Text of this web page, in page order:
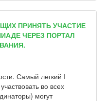
ПРИНЯТЬ УЧАСТИЕ
ЧЕРЕЗ ПОРТАЛ
Самый легкий I
во всех
могут